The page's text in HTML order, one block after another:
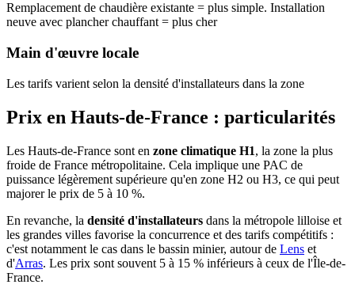
Remplacement de chaudière existante = plus simple. Installation
neuve avec plancher chauffant = plus cher
Main d'œuvre locale
Les tarifs varient selon la densité d'installateurs dans la zone
Prix en Hauts-de-France : particularités
Les Hauts-de-France sont en zone climatique H1, la zone la plus
froide de France métropolitaine. Cela implique une PAC de
puissance légèrement supérieure qu'en zone H2 ou H3, ce qui peut
majorer le prix de 5 à 10 %.
En revanche, la densité d'installateurs dans la métropole lilloise et
les grandes villes favorise la concurrence et des tarifs compétitifs :
c'est notamment le cas dans le bassin minier, autour de Lens et
d'Arras. Les prix sont souvent 5 à 15 % inférieurs à ceux de l'Île-de-
France.